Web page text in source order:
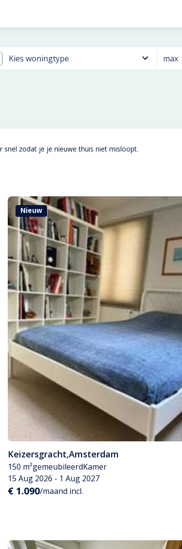
Kies woningtype max
snel zodat je je nieuwe thuis niet misloopt.
Nieuw
Keizersgracht,Amsterdam
150 m²gemeubileerdKamer
15 Aug 2026 - 1 Aug 2027
€ 1.090/maand incl.